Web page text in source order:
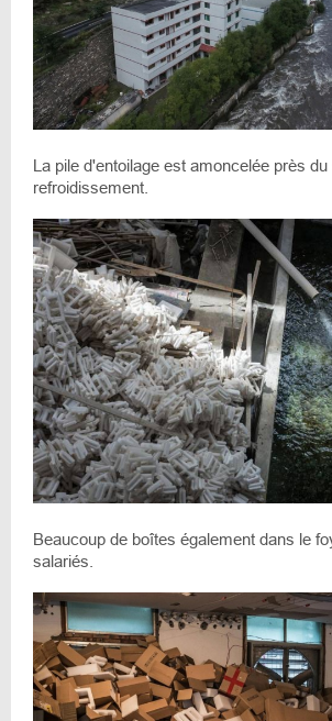
La pile d'entoilage est amoncelée près
refroidissement.
Beaucoup de boîtes également dans le
salariés.